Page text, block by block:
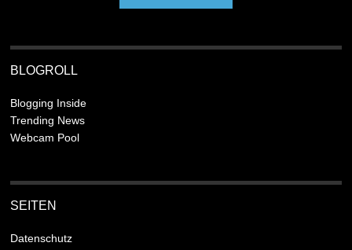
BLOGROLL
Blogging Inside
Trending News
Webcam Pool
SEITEN
Datenschutz